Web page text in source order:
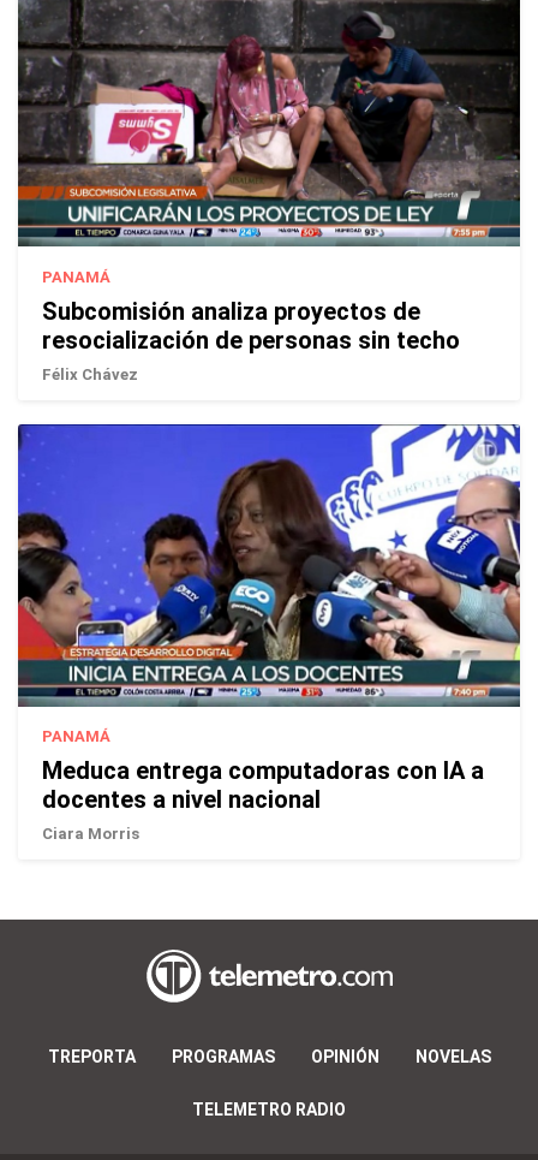
PANAMÁ
Subcomisión analiza proyectos de
resocialización de personas sin techo
Félix Chávez
PANAMÁ
Meduca entrega computadoras con IA a
docentes a nivel nacional
Ciara Morris
TREPORTA PROGRAMAS OPINIÓN NOVELAS
TELEMETRO RADIO